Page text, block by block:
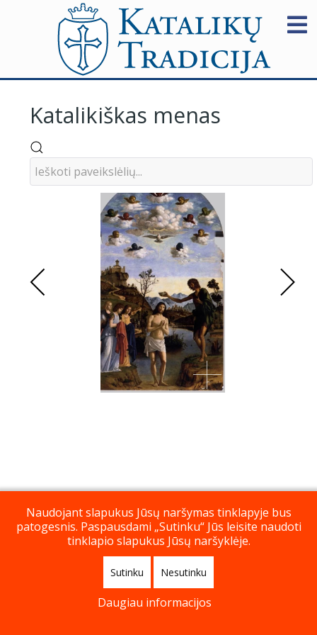
Katalikiškas menas
Naudojant slapukus Jūsų naršymas tinklapyje bus
patogesnis. Paspausdami „Sutinku“ Jūs leisite naudoti
tinklapio slapukus Jūsų naršyklėje.
Sutinku Nesutinku
Daugiau informacijos